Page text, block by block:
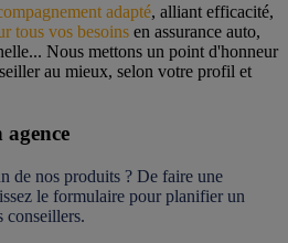
adapté, alliant efficacité,
tous vos besoins en assurance auto,
Nous mettons un point d'honneur
au mieux, selon votre profil et
agence
de nos produits ? De faire une
le formulaire pour planifier un
conseillers.